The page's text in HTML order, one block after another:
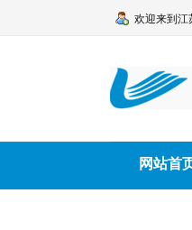
欢迎来到江
网站首